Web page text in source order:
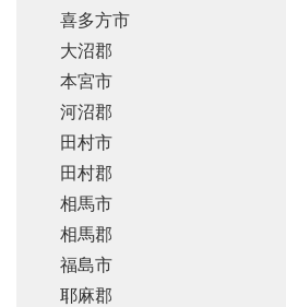
喜多方市
大沼郡
本宮市
河沼郡
田村市
田村郡
相馬市
相馬郡
福島市
耶麻郡